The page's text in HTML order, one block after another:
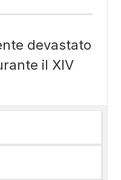
devastato
il XIV